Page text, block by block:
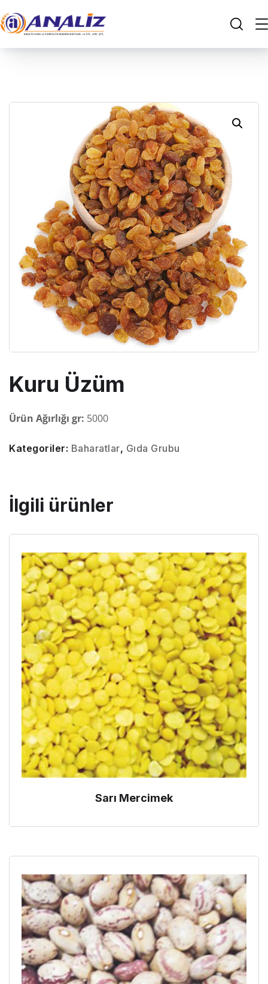
Kuru Üzüm
Ürün Ağırlığı gr: 5000
Kategoriler: Baharatlar, Gıda Grubu
İlgili ürünler
Sarı Mercimek